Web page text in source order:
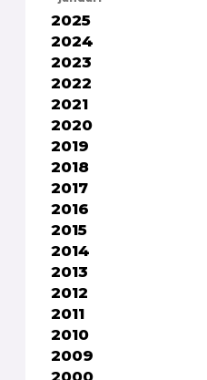
2025
2024
2023
2022
2021
2020
2019
2018
2017
2016
2015
2014
2013
2012
2011
2010
2009
2000